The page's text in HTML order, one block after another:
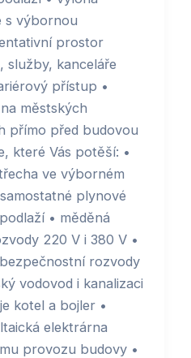
s výbornou
prostor
kanceláře
přístup •
městských
přímo před budovou
které Vás potěší: •
ve výborném
plynové
• měděná
220 V i 380 V •
rozvody
vodovod i kanalizaci
kotel a bojler •
elektrárna
provozu budovy •